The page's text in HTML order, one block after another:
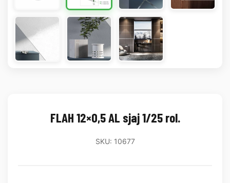
FLAH 12×0,5 AL sjaj 1/25 rol.
SKU: 10677